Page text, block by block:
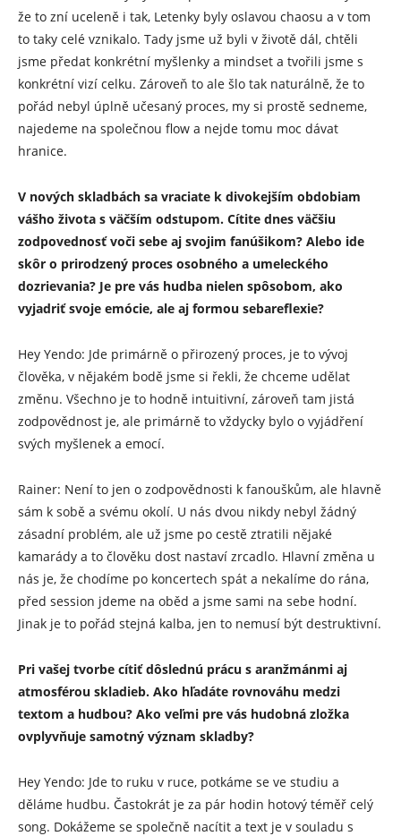
že to zní uceleně i tak, Letenky byly oslavou chaosu a v tom
to taky celé vznikalo. Tady jsme už byli v životě dál, chtěli
jsme předat konkrétní myšlenky a mindset a tvořili jsme s
konkrétní vizí celku. Zároveň to ale šlo tak naturálně, že to
pořád nebyl úplně učesaný proces, my si prostě sedneme,
najedeme na společnou flow a nejde tomu moc dávat
hranice.
V nových skladbách sa vraciate k divokejším obdobiam
vášho života s väčším odstupom. Cítite dnes väčšiu
zodpovednosť voči sebe aj svojim fanúšikom? Alebo ide
skôr o prirodzený proces osobného a umeleckého
dozrievania? Je pre vás hudba nielen spôsobom, ako
vyjadriť svoje emócie, ale aj formou sebareflexie?
Hey Yendo: Jde primárně o přirozený proces, je to vývoj
člověka, v nějakém bodě jsme si řekli, že chceme udělat
změnu. Všechno je to hodně intuitivní, zároveň tam jistá
zodpovědnost je, ale primárně to vždycky bylo o vyjádření
svých myšlenek a emocí.
Rainer: Není to jen o zodpovědnosti k fanouškům, ale hlavně
sám k sobě a svému okolí. U nás dvou nikdy nebyl žádný
zásadní problém, ale už jsme po cestě ztratili nějaké
kamarády a to člověku dost nastaví zrcadlo. Hlavní změna u
nás je, že chodíme po koncertech spát a nekalíme do rána,
před session jdeme na oběd a jsme sami na sebe hodní.
Jinak je to pořád stejná kalba, jen to nemusí být destruktivní.
Pri vašej tvorbe cítiť dôslednú prácu s aranžmánmi aj
atmosférou skladieb. Ako hľadáte rovnováhu medzi
textom a hudbou? Ako veľmi pre vás hudobná zložka
ovplyvňuje samotný význam skladby?
Hey Yendo: Jde to ruku v ruce, potkáme se ve studiu a
děláme hudbu. Častokrát je za pár hodin hotový téměř celý
song. Dokážeme se společně nacítit a text je v souladu s